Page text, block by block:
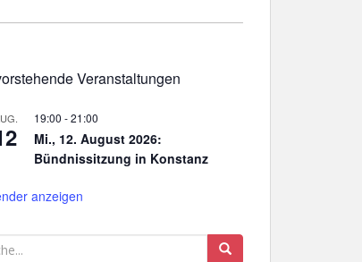
Veranstaltungen
19:00 -21:00
Mi., 12. August 2026:
Bündnissitzung in Konstanz
anzeigen